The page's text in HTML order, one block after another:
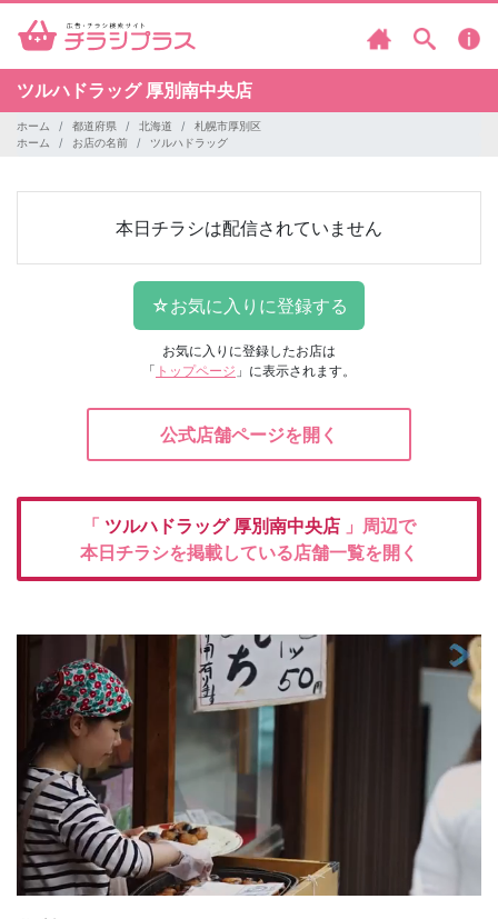
ツルハドラッグ 厚別南中央店
ホーム 都道府県 北海道
札幌市厚別区
ホーム
お店の名前 ツルハドラッグ
本日チラシは配信されていません
お気に入りに登録したお店は
「 トップページ 」に表示されます。
公式店舗ページを開く
「 ツルハドラッグ 厚別南中央店 」周辺で
本日チラシを掲載している店舗一覧を開く